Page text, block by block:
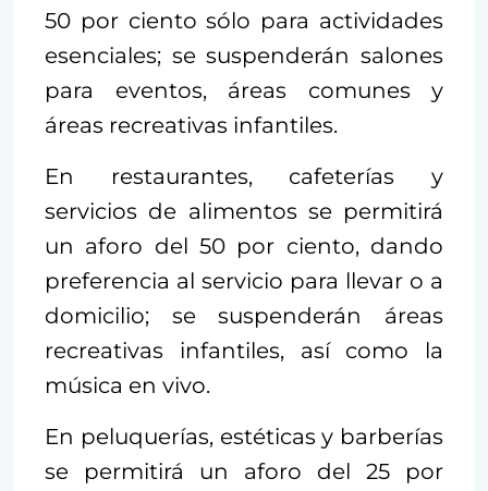
50 por ciento sólo para actividades
esenciales; se suspenderán salones
para eventos, áreas comunes y
áreas recreativas infantiles.
En restaurantes, cafeterías y
servicios de alimentos se permitirá
un aforo del 50 por ciento, dando
preferencia al servicio para llevar o a
domicilio; se suspenderán áreas
recreativas infantiles, así como la
música en vivo.
En peluquerías, estéticas y barberías
se permitirá un aforo del 25 por